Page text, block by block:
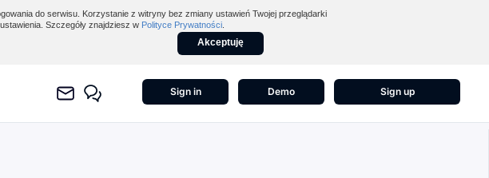
do serwisu. Korzystanie z witryny bez zmiany ustawień Twojej przeglądarki
Szczegóły znajdziesz w Polityce Prywatności
Akceptuję
Sign in Demo Sign up